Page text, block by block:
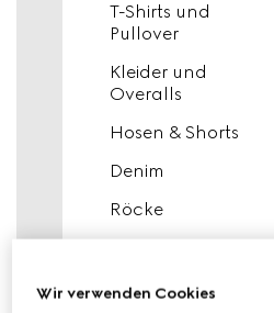
T-Shirts und
Pullover
Kleider und
Overalls
Hosen & Shorts
Denim
Röcke
Mäntel und
Wir verwenden Cookies